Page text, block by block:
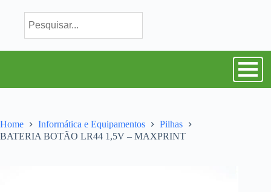
Home Informática e Equipamentos
Pilhas
BATERIA BOTÃO LR44 1,5V – MAXPRINT